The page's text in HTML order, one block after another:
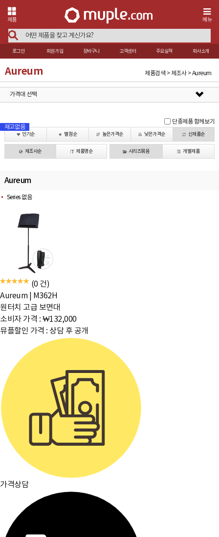
제품 메뉴
로그인 회원가입 장바구니 고객센터 주요실적 회사소개
Aureum 제품검색 > 제조사 > Aureum
가격대 선택
단종제품 함께보기
인기순 별점순 높은가격순 낮은가격순 신제품순
제조사순 제품명순 시리즈묶음 개별제품
Aureum
Series 없음
재고없음
(0 건)
Aureum
M362H
원터치 고급 보면대
소비자 가격 : ₩132,000
뮤플할인 가격 : 상담 후 공개
가격상담
재고없음
재고없음
재고없음
재고없음
재고없음
재고없음
재고없음
재고없음
재고없음
재고없음
재고없음
재고없음
재고없음
재고없음
재고없음